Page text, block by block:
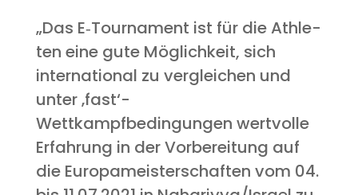
„Das E‑Tournament ist für die Ath­le­
ten eine gute Mög­lich­keit, sich
inter­na­tio­nal zu ver­glei­chen und
unter ‚fast‘-
Wettkampfbedingungen wert­vol­le
Erfah­rung in der Vor­be­rei­tung auf
die Euro­pa­meis­ter­schaf­ten vom 04.